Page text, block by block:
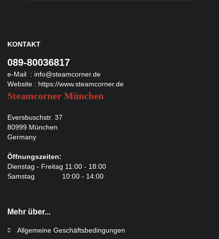
KONTAKT
089-80036817
e-Mail : info@steamcorner.de
Website : https://www.steamcorner.de
Steamcorner München
Eversbuschstr. 37
80999 München
Germany
Öffnungszeiten:
Dienstag - Freitag 11:00 - 18:00
Samstag 10:00 - 14:00
Mehr über...
Allgemeine Geschäftsbedingungen